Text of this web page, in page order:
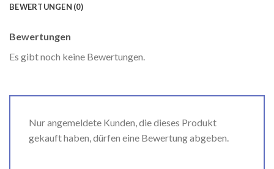
BEWERTUNGEN (0)
Bewertungen
Es gibt noch keine Bewertungen.
Nur angemeldete Kunden, die dieses Produkt
gekauft haben, dürfen eine Bewertung abgeben.